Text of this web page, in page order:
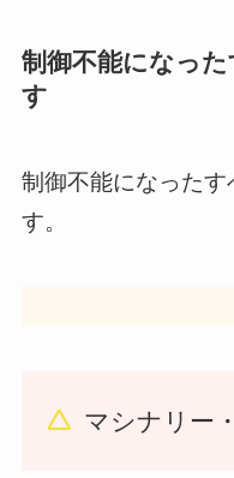
制御不能になっ
す
制御不能になったす
す。
マシナリー